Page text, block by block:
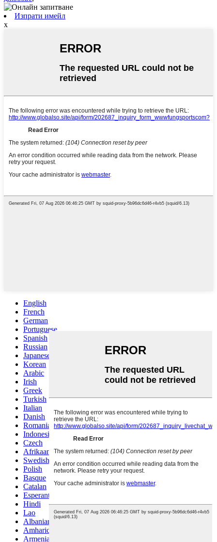
Изпрати имейл
x
English
French
German
Portuguese
Spanish
Russian
Japanese
Korean
Arabic
Irish
Greek
Turkish
Italian
Danish
Romanian
Indonesian
Czech
Afrikaans
Swedish
Polish
Basque
Catalan
Esperanto
Hindi
Lao
Albanian
Amharic
Armenian